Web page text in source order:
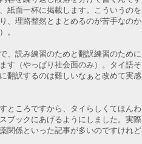
紙面一杯に掲載します。こういうのを
、理路整然とまとめるのが苦手なのか
。
、読み練習のためと翻訳練習のために
す（やっぱり社会面のみ）。タイ語そ
翻訳するのは難しいなぁと改めて実感
ところですから、タイらしくてほんわ
ブックにあげるようにしました。実際
関係といった記事が多いのですけれど